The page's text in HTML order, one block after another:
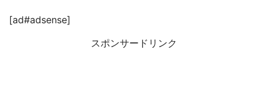
[ad#adsense]
スポンサードリンク